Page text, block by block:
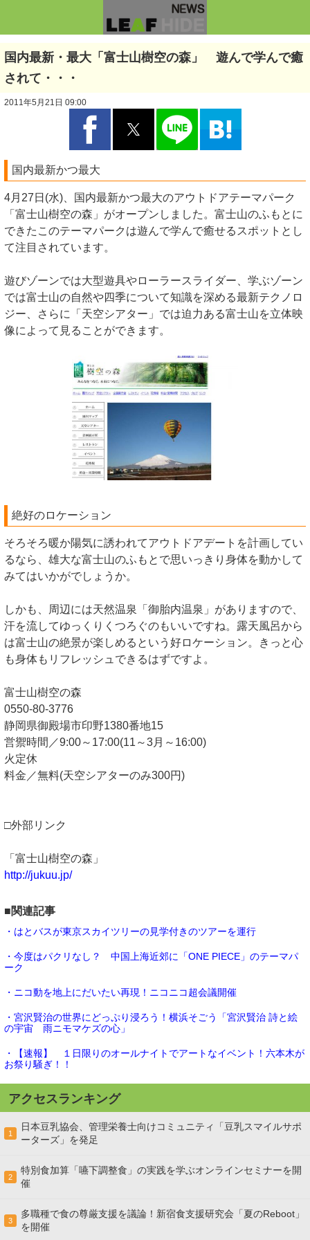
国内最新・最大「富士山樹空の森」 遊んで学んで癒
されて・・・
2011年5月21日 09:00
国内最新かつ最大
4月27日(水)、国内最新かつ最大のアウトドアテーマパーク
「富士山樹空の森」がオープンしました。富士山のふもとに
できたこのテーマパークは遊んで学んで癒せるスポットとし
て注目されています。
遊びゾーンでは大型遊具やローラースライダー、学ぶゾーン
では富士山の自然や四季について知識を深める最新テクノロ
ジー、さらに「天空シアター」では迫力ある富士山を立体映
像によって見ることができます。
絶好のロケーション
そろそろ暖か陽気に誘われてアウトドアデートを計画してい
るなら、雄大な富士山のふもとで思いっきり身体を動かして
みてはいかがでしょうか。
しかも、周辺には天然温泉「御胎内温泉」がありますので、
汗を流してゆっくりくつろぐのもいいですね。露天風呂から
は富士山の絶景が楽しめるという好ロケーション。きっと心
も身体もリフレッシュできるはずですよ。
富士山樹空の森
0550-80-3776
静岡県御殿場市印野1380番地15
営禦時間／9:00～17:00(11～3月～16:00)
火定休
料金／無料(天空シアターのみ300円)
□外部リンク
「富士山樹空の森」
http://jukuu.jp/
■関連記事
・はとバスが東京スカイツリーの見学付きのツアーを運行
・今度はパクリなし？ 中国上海近郊に「ONE PIECE」のテーマパ
ーク
・ニコ動を地上にだいたい再現！ニコニコ超会議開催
・宮沢賢治の世界にどっぷり浸ろう！横浜そごう「宮沢賢治 詩と絵
の宇宙 雨ニモマケズの心」
・【速報】 １日限りのオールナイトでアートなイベント！六本木が
お祭り騒ぎ！！
アクセスランキング
1
日本豆乳協会、管理栄養士向けコミュニティ「豆乳スマイルサポ
ーターズ」を発足
2
特別食加算「嚥下調整食」の実践を学ぶオンラインセミナーを開
催
3
多職種で食の尊厳支援を議論！新宿食支援研究会「夏のReboot」
を開催